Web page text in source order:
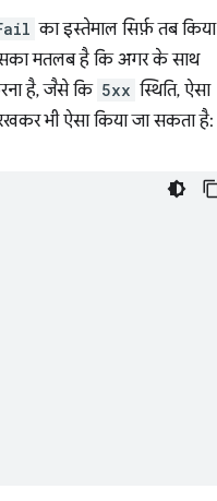
का इस्तेमाल सिर्फ़ तब किया
मतलब है कि अगर के साथ
है, जैसे कि 5xx स्थिति, ऐसा
भी ऐसा किया जा सकता है: